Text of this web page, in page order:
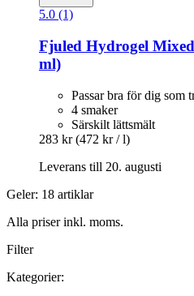
5.0 (1)
Fjuled Hydrogel
ml)
Passar bra för dig som
4 smaker
Särskilt lättsmält
283 kr (472 kr / l)
Leverans till 20. augusti
Geler: 18 artiklar
Alla priser inkl. moms.
Filter
Kategorier: